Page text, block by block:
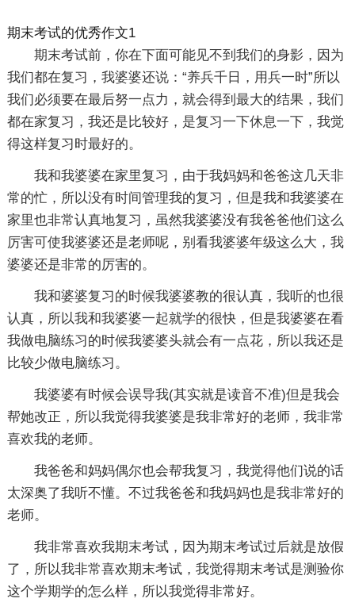
期末考试的优秀作文1
期末考试前，你在下面可能见不到我们的身影，因为
我们都在复习，我婆婆还说：“养兵千日，用兵一时”所以
我们必须要在最后努一点力，就会得到最大的结果，我们
都在家复习，我还是比较好，是复习一下休息一下，我觉
得这样复习时最好的。
我和我婆婆在家里复习，由于我妈妈和爸爸这几天非
常的忙，所以没有时间管理我的复习，但是我和我婆婆在
家里也非常认真地复习，虽然我婆婆没有我爸爸他们这么
厉害可使我婆婆还是老师呢，别看我婆婆年级这么大，我
婆婆还是非常的厉害的。
我和婆婆复习的时候我婆婆教的很认真，我听的也很
认真，所以我和我婆婆一起就学的很快，但是我婆婆在看
我做电脑练习的时候我婆婆头就会有一点花，所以我还是
比较少做电脑练习。
我婆婆有时候会误导我(其实就是读音不准)但是我会
帮她改正，所以我觉得我婆婆是我非常好的老师，我非常
喜欢我的老师。
我爸爸和妈妈偶尔也会帮我复习，我觉得他们说的话
太深奥了我听不懂。不过我爸爸和我妈妈也是我非常好的
老师。
我非常喜欢我期末考试，因为期末考试过后就是放假
了，所以我非常喜欢期末考试，我觉得期末考试是测验你
这个学期学的怎么样，所以我觉得非常好。